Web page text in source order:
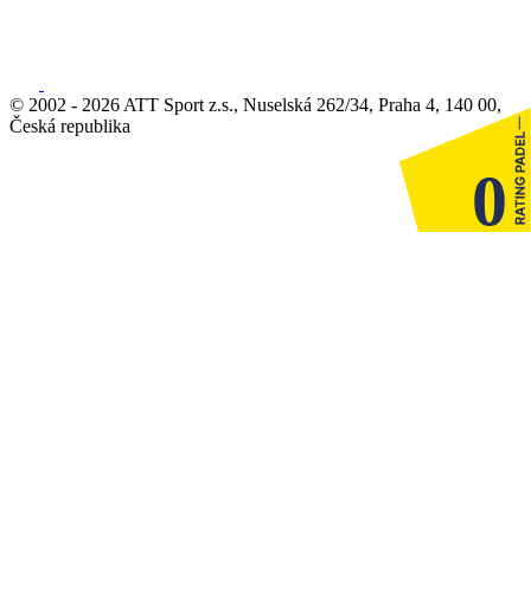
0
© 2002 - 2026 ATT Sport z.s., Nuselská 262/34, Praha 4, 140 00,
Česká republika